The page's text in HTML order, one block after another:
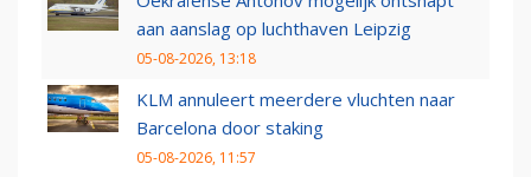
aan aanslag op luchthaven Leipzig
05-08-2026, 13:18
KLM annuleert meerdere vluchten naar
Barcelona door staking
05-08-2026, 11:57